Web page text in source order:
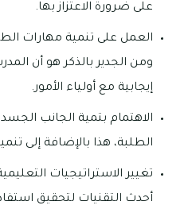
على ضرورة الاعتزاز بها.
العمل على تنمية مهارات
ومن الجدير بالذكر هو أن
إيجابية مع أولياء الأمور.
الاهتمام بتمية الجانب
الطلبة، هذا بالإضافة إلى
تغيير الاستراتيجيات
أحدث التقنيات لتحقيق